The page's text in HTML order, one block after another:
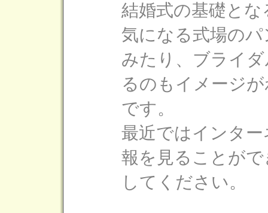
結婚式の基礎と
気になる式場の
みたり、ブライ
るのもイメージ
です。
最近ではインタ
報を見ることが
してください。